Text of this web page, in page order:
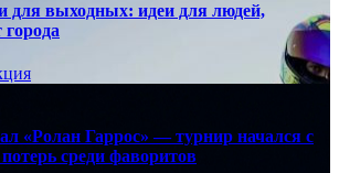
для выходных: идеи для людей,
«Ролан Гаррос» — турнир начался с
среди фаворитов